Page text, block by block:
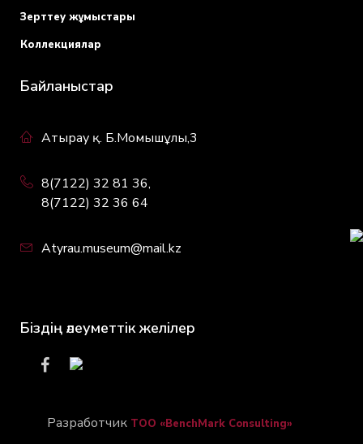
Зерттеу жұмыстары
Коллекциялар
Байланыстар
Атырау қ. Б.Момышұлы,3
8(7122) 32 81 36,
8(7122) 32 36 64
Atyrau.museum@mail.kz
Біздің әлеуметтік желілер
Разработчик ТОО «BenchMark Consulting»